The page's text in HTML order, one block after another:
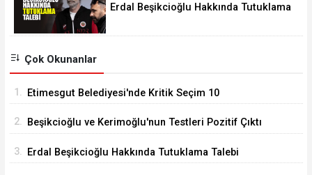
Erdal Beşikcioğlu Hakkında Tutuklama
Çok Okunanlar
1. Etimesgut Belediyesi'nde Kritik Seçim 10
2. Beşikcioğlu ve Kerimoğlu'nun Testleri Pozitif Çıktı
3. Erdal Beşikcioğlu Hakkında Tutuklama Talebi